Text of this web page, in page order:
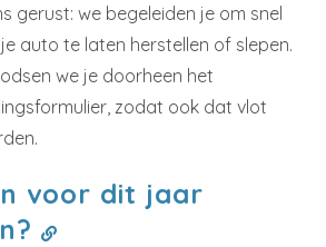
gerust: we begeleiden je om snel
auto te laten herstellen of slepen.
we je doorheen het
zodat ook dat vlot
voor dit jaar